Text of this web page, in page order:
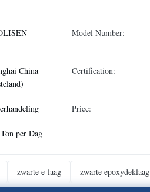
Model Number:
China
Certification:
Price:
per Dag
zwarte e-laag zwarte epoxydeklaag